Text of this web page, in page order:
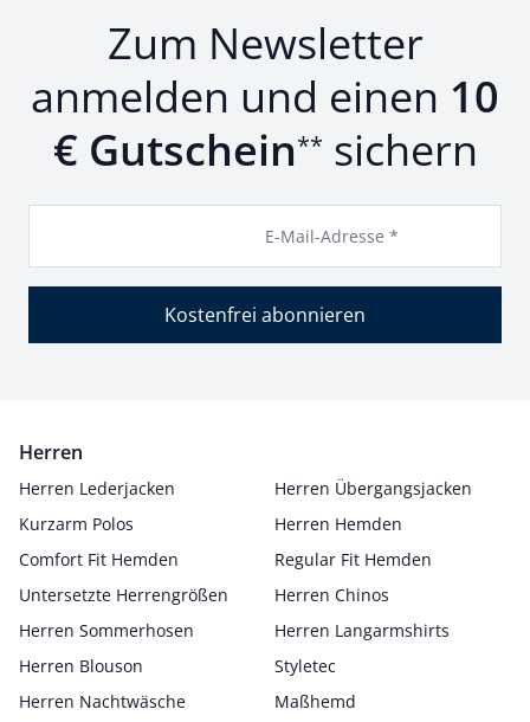
Zum Newsletter
anmelden und einen 10
€ Gutschein** sichern
E-Mail-Adresse *
Kostenfrei abonnieren
Herren
Herren Lederjacken
Herren Übergangsjacken
Kurzarm Polos
Herren Hemden
Comfort Fit Hemden
Regular Fit Hemden
Untersetzte Herrengrößen
Herren Chinos
Herren Sommerhosen
Herren Langarmshirts
Herren Blouson
Styletec
Herren Nachtwäsche
Maßhemd